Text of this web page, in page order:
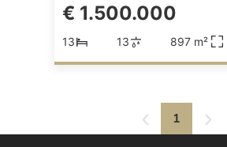
€ 1.500.000
13 13 897 m²
1